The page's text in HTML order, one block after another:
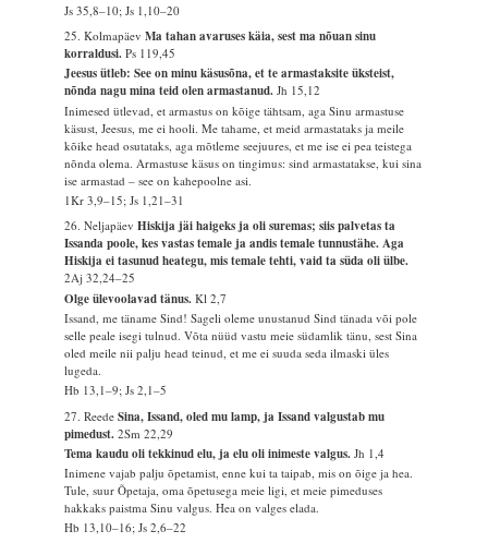
Js 35,8–10; Js 1,10–20
25. KolmapäevMa tahan avaruses käia, sest ma nõuan sinu
korraldusi.Ps 119,45
Jeesus ütleb: See on minu käsusõna, et te armastaksite üksteist,
nõnda nagu mina teid olen armastanud.Jh 15,12
Inimesed ütlevad, et armastus on kõige tähtsam, aga Sinu armastuse
käsust, Jeesus, me ei hooli. Me tahame, et meid armastataks ja meile
kõike head osutataks, aga mõtleme seejuures, et me ise ei pea teistega
nõnda olema. Armastuse käsus on tingimus: sind armastatakse, kui sina
ise armastad – see on kahepoolne asi.
1Kr 3,9–15; Js 1,21–31
26. NeljapäevHiskija jäi haigeks ja oli suremas; siis palvetas ta
Issanda poole, kes vastas temale ja andis temale tunnustähe. Aga
Hiskija ei tasunud heategu, mis temale tehti, vaid ta süda oli ülbe.
2Aj 32,24–25
Olge ülevoolavad tänus.Kl 2,7
Issand, me täname Sind! Sageli oleme unustanud Sind tänada või pole
selle peale isegi tulnud. Võta nüüd vastu meie südamlik tänu, sest Sina
oled meile nii palju head teinud, et me ei suuda seda ilmaski üles
lugeda.
Hb 13,1–9; Js 2,1–5
27. ReedeSina, Issand, oled mu lamp, ja Issand valgustab mu
pimedust.2Sm 22,29
Tema kaudu oli tekkinud elu, ja elu oli inimeste valgus.Jh 1,4
Inimene vajab palju õpetamist, enne kui ta taipab, mis on õige ja hea.
Tule, suur Õpetaja, oma õpetusega meie ligi, et meie pimeduses
hakkaks paistma Sinu valgus. Hea on valges elada.
Hb 13,10–16; Js 2,6–22